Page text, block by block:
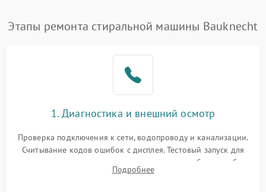
2200 ₽ Подробнее →
Этапы ремонта стиральной машины Bauknecht
1. Диагностика и внешний осмотр
Проверка подключения к сети, водопроводу и канализации.
Считывание кодов ошибок с дисплея. Тестовый запуск для
выявления посторонних шумов, протечек или сбоев в работе
электронного модуля управления.
Подробнее